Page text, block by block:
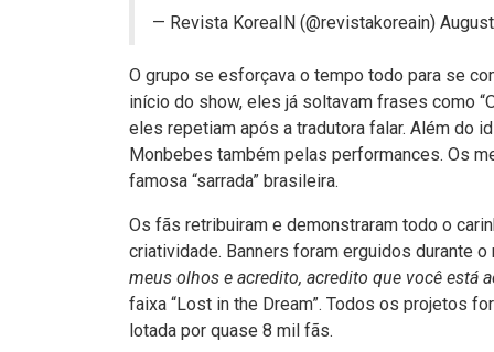
— Revista KoreaIN (@revistakoreain)
O grupo se esforçava o tempo todo para se
início do show, eles já soltavam frases como
eles repetiam após a tradutora falar. Além do
Monbebes também pelas performances. Os
famosa “sarrada” brasileira.
Os fãs retribuiram e demonstraram todo o
criatividade. Banners foram erguidos durante
meus olhos e acredito, acredito que você está
faixa “Lost in the Dream”. Todos os projetos
lotada por quase 8 mil fãs.